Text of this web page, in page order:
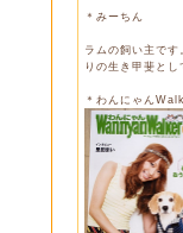
＊みーちん
ラムの飼い主です
りの生き甲斐とし
＊わんにゃん